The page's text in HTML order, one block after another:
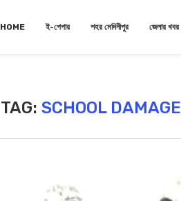
HOME ই-পেপার শহর মেদিনীপুর জেলার খবর
TAG:SCHOOL DAMAGE